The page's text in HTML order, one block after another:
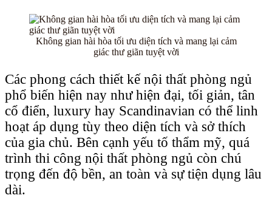
Không gian hài hòa tối ưu diện tích và mang lại cảm
giác thư giãn tuyệt vời
Các phong cách thiết kế nội thất phòng ngủ
phổ biến hiện nay như hiện đại, tối giản, tân
cổ điển, luxury hay Scandinavian có thể linh
hoạt áp dụng tùy theo diện tích và sở thích
của gia chủ. Bên cạnh yếu tố thẩm mỹ, quá
trình thi công nội thất phòng ngủ còn chú
trọng đến độ bền, an toàn và sự tiện dụng lâu
dài.